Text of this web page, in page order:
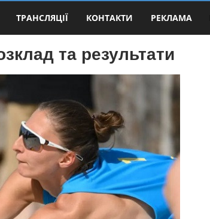
ТРАНСЛЯЦІЇ КОНТАКТИ РЕКЛАМА
та результати